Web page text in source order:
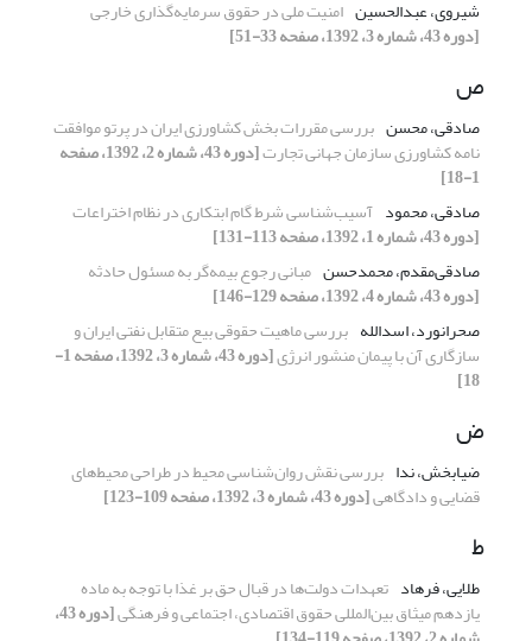
شیروی، عبدالحسین امنیت ملی در حقوق سرمایه‌گذاری خارجی
[دوره 43، شماره 3، 1392، صفحه 33-51]
ص
صادقی، محسن بررسی مقررات بخش کشاورزی ایران در پرتو موافقت
نامه کشاورزی سازمان جهانی تجارت [دوره 43، شماره 2، 1392، صفحه
1-18]
صادقی، محمود آسیب‌شناسی شرط گام ابتکاری در نظام اختراعات
[دوره 43، شماره 1، 1392، صفحه 113-131]
صادقی‌مقدم، محمدحسن مبانی رجوع بیمه‌گر به مسئول حادثه
[دوره 43، شماره 4، 1392، صفحه 129-146]
صحرانورد، اسدالله بررسی ماهیت حقوقی بیع متقابل نفتی ایران و
سازگاری آن با پیمان منشور انرژی [دوره 43، شماره 3، 1392، صفحه 1-
18]
ض
ضیابخش، ندا بررسی نقش روان‌شناسی محیط در طراحی محیط‌های
قضایی و دادگاهی[دوره 43، شماره 3، 1392، صفحه 109-123]
ط
طلایی، فرهاد تعهدات دولت‌ها در قبال حق بر غذا با توجه به ماده
یازدهم میثاق بین‌المللی حقوق اقتصادی، اجتماعی و فرهنگی [دوره 43،